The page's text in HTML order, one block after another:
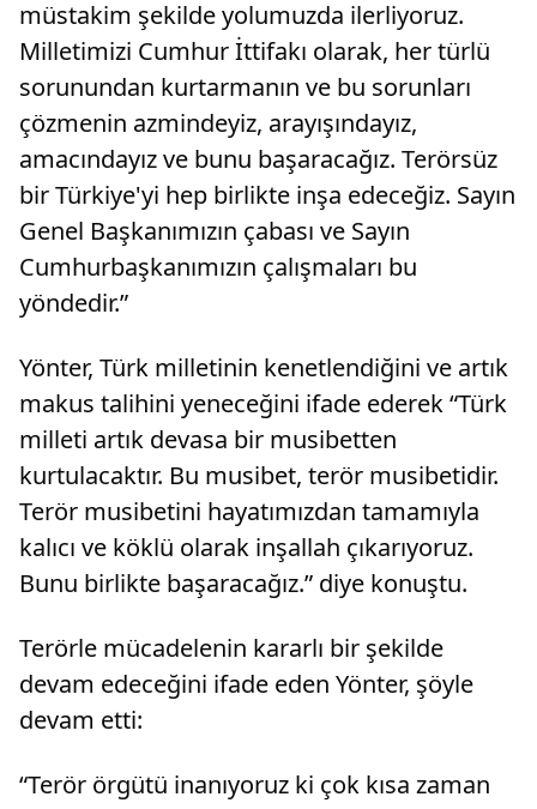
müstakim şekilde yolumuzda ilerliyoruz.
Milletimizi Cumhur İttifakı olarak, her türlü
sorunundan kurtarmanın ve bu sorunları
çözmenin azmindeyiz, arayışındayız,
amacındayız ve bunu başaracağız. Terörsüz
bir Türkiye'yi hep birlikte inşa edeceğiz. Sayın
Genel Başkanımızın çabası ve Sayın
Cumhurbaşkanımızın çalışmaları bu
yöndedir.”
Yönter, Türk milletinin kenetlendiğini ve artık
makus talihini yeneceğini ifade ederek “Türk
milleti artık devasa bir musibetten
kurtulacaktır. Bu musibet, terör musibetidir.
Terör musibetini hayatımızdan tamamıyla
kalıcı ve köklü olarak inşallah çıkarıyoruz.
Bunu birlikte başaracağız.” diye konuştu.
Terörle mücadelenin kararlı bir şekilde
devam edeceğini ifade eden Yönter, şöyle
devam etti:
“Terör örgütü inanıyoruz ki çok kısa zaman